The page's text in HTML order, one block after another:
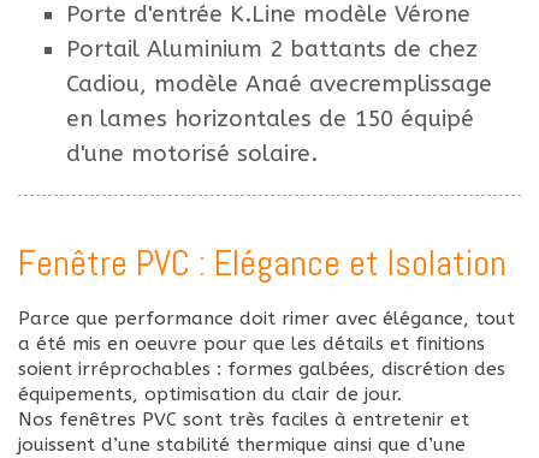
Porte d'entrée K.Line modèle Vérone
Portail Aluminium 2 battants de chez
Cadiou, modèle Anaé avecremplissage
en lames horizontales de 150 équipé
d'une motorisé solaire.
Fenêtre PVC : Elégance et Isolation
Parce que performance doit rimer avec élégance, tout
a été mis en oeuvre pour que les détails et finitions
soient irréprochables : formes galbées, discrétion des
équipements, optimisation du clair de jour.
Nos fenêtres PVC sont très faciles à entretenir et
jouissent d’une stabilité thermique ainsi que d’une